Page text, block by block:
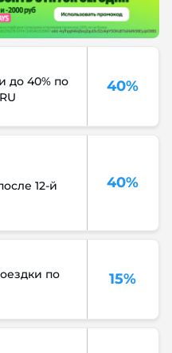
40%
до 40% по
40%
12-й
15%
по